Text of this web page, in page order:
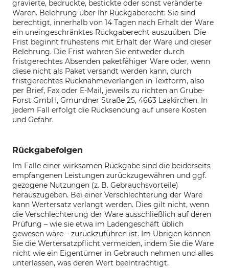
gravierte, bedruckte, bestickte oder sonst veränderte
Waren. Belehrung über Ihr Rückgaberecht: Sie sind
berechtigt, innerhalb von 14 Tagen nach Erhalt der Ware
ein uneingeschränktes Rückgaberecht auszuüben. Die
Frist beginnt frühestens mit Erhalt der Ware und dieser
Belehrung. Die Frist wahren Sie entweder durch
fristgerechtes Absenden paketfähiger Ware oder, wenn
diese nicht als Paket versandt werden kann, durch
fristgerechtes Rücknahmeverlangen in Textform, also
per Brief, Fax oder E-Mail, jeweils zu richten an Grube-
Forst GmbH, Gmundner Straße 25, 4663 Laakirchen. In
jedem Fall erfolgt die Rücksendung auf unsere Kosten
und Gefahr.
Rückgabefolgen
Im Falle einer wirksamen Rückgabe sind die beiderseits
empfangenen Leistungen zurückzugewähren und ggf.
gezogene Nutzungen (z. B. Gebrauchsvorteile)
herauszugeben. Bei einer Verschlechterung der Ware
kann Wertersatz verlangt werden. Dies gilt nicht, wenn
die Verschlechterung der Ware ausschließlich auf deren
Prüfung – wie sie etwa im Ladengeschäft üblich
gewesen wäre – zurückzuführen ist. Im Übrigen können
Sie die Wertersatzpflicht vermeiden, indem Sie die Ware
nicht wie ein Eigentümer in Gebrauch nehmen und alles
unterlassen, was deren Wert beeinträchtigt.